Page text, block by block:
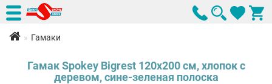
Гамаки
Гамак Spokey Bigrest 120х200 см, хлопок с
деревом, сине-зеленая полоска